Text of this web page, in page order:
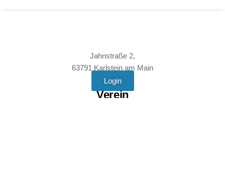
Jahnstraße 2,
63791 Karlstein am Main
Login
Verein